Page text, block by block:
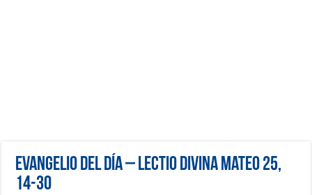
Evangelio del día – Lectio Divina Mateo 25,
14-30